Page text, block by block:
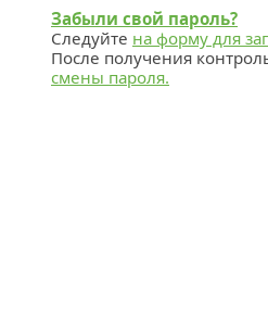
Забыли свой пароль?
Следуйте на форму для
После получения
смены пароля.